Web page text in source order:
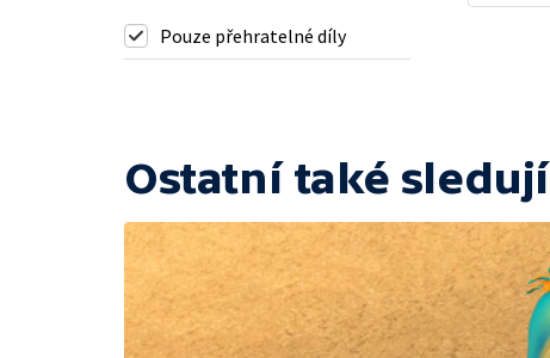
Pouze přehratelné díly
Ostatní také sledují